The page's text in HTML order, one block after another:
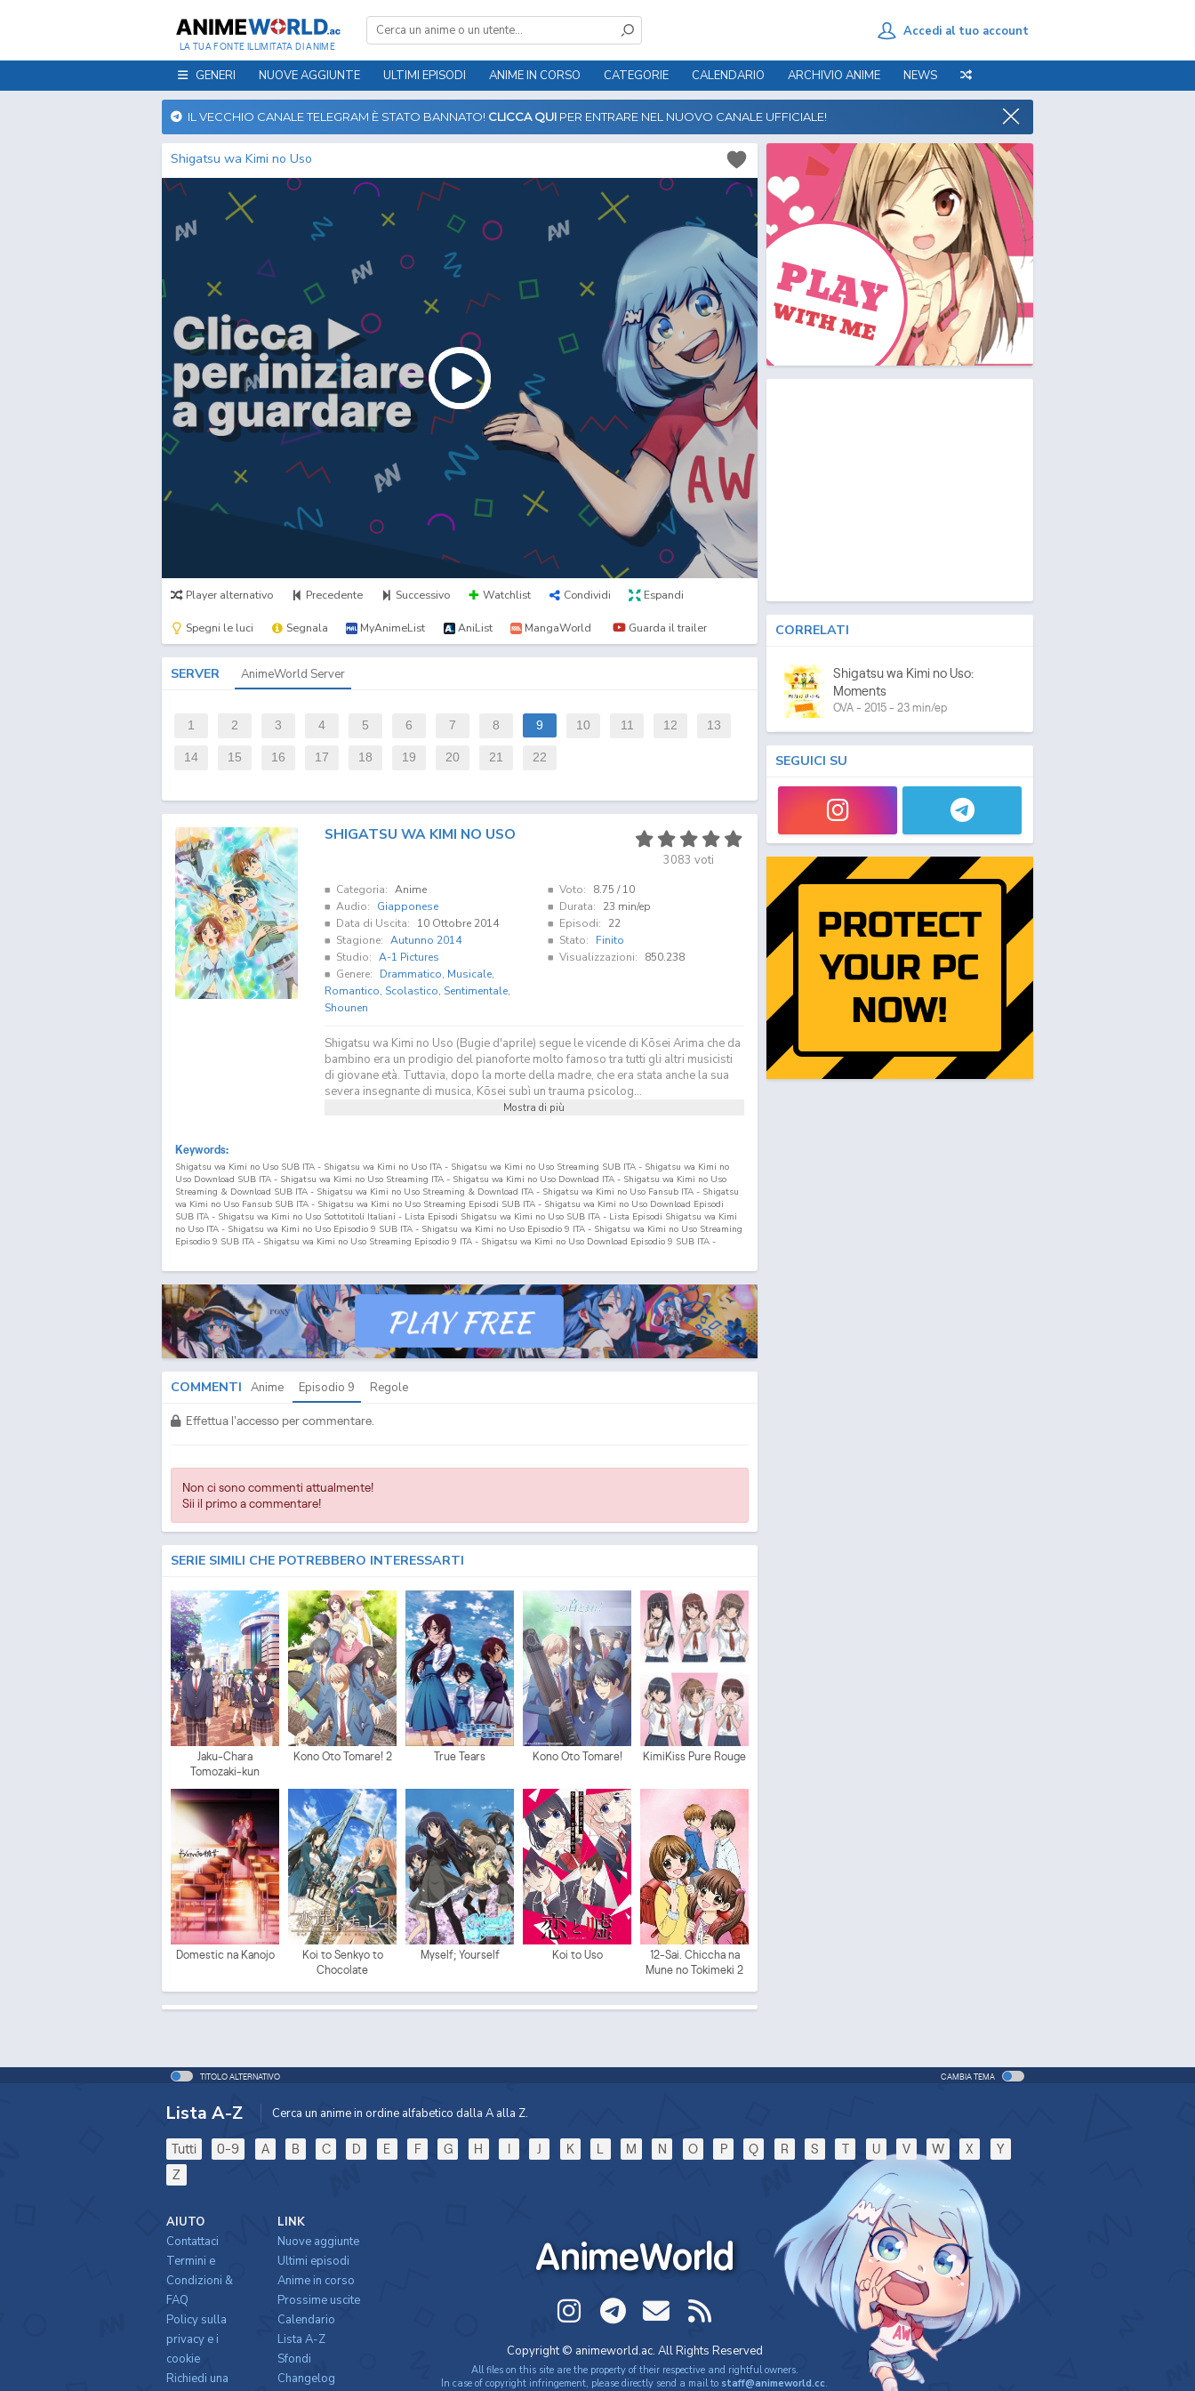
LA TUA FONTE ILLIMITATA DI ANIME
Accedi al tuo account
GENERI NUOVE AGGIUNTE ULTIMI EPISODI ANIME IN CORSO CATEGORIE CALENDARIO ARCHIVIO ANIME NEWS
IL VECCHIO CANALE TELEGRAM È STATO BANNATO! CLICCA QUI PER ENTRARE NEL NUOVO CANALE UFFICIALE!
Shigatsu wa Kimi no Uso
Player alternativo Precedente Successivo Watchlist Condividi Espandi
Spegni le luci Segnala MyAnimeList AniList MangaWorld Guarda il trailer
SERVER AnimeWorld Server
1 2 3 4 5 6 7 8 9 10 11 12 13
14 15 16 17 18 19 20 21 22
SHIGATSU WA KIMI NO USO
3083 voti
Categoria: Anime
Audio:
Giapponese
Data di Uscita:
10 Ottobre 2014
Stagione: Autunno 2014
Studio: A-1 Pictures
Genere:
Drammatico, Musicale,
Romantico, Scolastico, Sentimentale,
Shounen
Voto: 8.75 / 10
Durata:
23 min/ep
Episodi:
22
Stato:
Finito
Visualizzazioni:
850.238
Shigatsu wa Kimi no Uso (Bugie d'aprile) segue le vicende di Kōsei Arima che da
bambino era un prodigio del pianoforte molto famoso tra tutti gli altri musicisti
di giovane età. Tuttavia, dopo la morte della madre, che era stata anche la sua
severa insegnante di musica, Kōsei subì un trauma psicolog...
Mostra di più
Keywords:
Shigatsu wa Kimi no Uso SUB ITA - Shigatsu wa Kimi no Uso ITA - Shigatsu wa Kimi no Uso Streaming SUB ITA - Shigatsu wa Kimi no
Uso Download SUB ITA - Shigatsu wa Kimi no Uso Streaming ITA - Shigatsu wa Kimi no Uso Download ITA - Shigatsu wa Kimi no Uso
Streaming & Download SUB ITA - Shigatsu wa Kimi no Uso Streaming & Download ITA - Shigatsu wa Kimi no Uso Fansub ITA - Shigatsu
wa Kimi no Uso Fansub SUB ITA - Shigatsu wa Kimi no Uso Streaming Episodi SUB ITA - Shigatsu wa Kimi no Uso Download Episodi
SUB ITA - Shigatsu wa Kimi no Uso Sottotitoli Italiani - Lista Episodi Shigatsu wa Kimi no Uso SUB ITA - Lista Episodi Shigatsu wa Kimi
no Uso ITA - Shigatsu wa Kimi no Uso Episodio 9 SUB ITA - Shigatsu wa Kimi no Uso Episodio 9 ITA - Shigatsu wa Kimi no Uso Streaming
Episodio 9 SUB ITA - Shigatsu wa Kimi no Uso Streaming Episodio 9 ITA - Shigatsu wa Kimi no Uso Download Episodio 9 SUB ITA -
Lie in April Streaming Episodi SUB ITA - Your Lie in April Download Episodi SUB ITA - Your Lie in April Sottotitoli Italiani - Lista Episodi
Your Lie in April SUB ITA - Lista Episodi Your Lie in April ITA - Your Lie in April Episodio
SUB ITA - Your Lie in April Episodio9ITA - Your
Lie in April Streaming Episodio9SUB ITA - Your Lie in April Streaming Episodio9ITA - Your Lie in April Download Episodio9SUB ITA -
Your Lie in April Download Episodio9 ITA
COMMENTI Anime Episodio 9 Regole
Effettua l'accesso per commentare.
Non ci sono commenti attualmente!
Sii il primo a commentare!
SERIE SIMILI CHE POTREBBERO INTERESSARTI
Jaku-Chara
Tomozaki-kun
Kono Oto Tomare! 2 True Tears Kono Oto Tomare! KimiKiss Pure Rouge
Domestic na Kanojo
Koi to Senkyo to
Chocolate
Myself; Yourself Koi to Uso
12-Sai. Chiccha na
Mune no Tokimeki 2
CORRELATI
Shigatsu wa Kimi no Uso:
Moments
OVA - 2015 - 23 min/ep
SEGUICI SU
TITOLO ALTERNATIVO CAMBIA TEMA
Lista A-Z Cerca un anime in ordine alfabetico dalla A alla Z.
Tutti 0-9 A B C D E F G H I J K L M N O P Q R S T U V W X
Y
Z
AnimeWorld
Copyright © animeworld.ac. All Rights Reserved
All files on this site are the property of their respective and rightful owners.
In case of copyright infringement, please directly send a mail to staff@animeworld.cc.
AIUTO
Contattaci
Termini e
Condizioni &
FAQ
Policy sulla
privacy e i
cookie
Richiedi una
LINK
Nuove aggiunte
Ultimi episodi
Anime in corso
Prossime uscite
Calendario
Lista A-Z
Sfondi
Changelog